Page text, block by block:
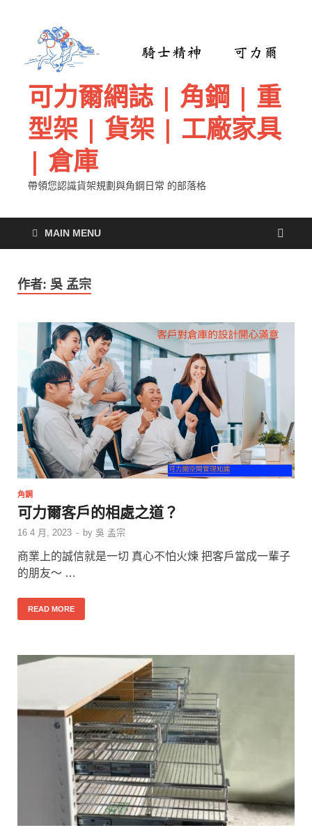
可力爾網誌 | 角鋼 | 重
型架 | 貨架 | 工廠家具
| 倉庫
帶領您認識貨架規劃與角鋼日常 的部落格
MAIN MENU
作者: 吳 孟宗
角鋼
可力爾客戶的相處之道？
16 4 月, 2023 - by 吳 孟宗
商業上的誠信就是一切 真心不怕火煉 把客戶當成一輩子
的朋友～ …
READ MORE